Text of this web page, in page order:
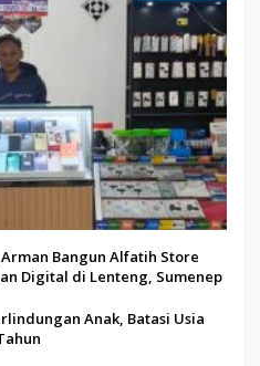
Bangun Alfatih Store
Digital di Lenteng, Sumenep
Anak, Batasi Usia